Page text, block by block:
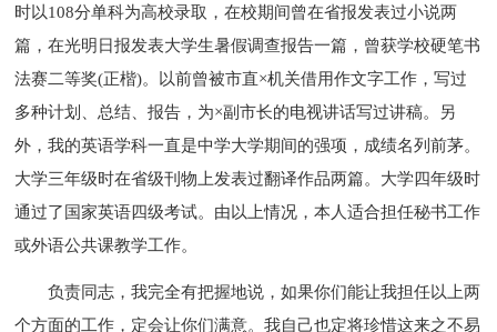
时以108分单科为高校录取，在校期间曾在省报发表过小说两
篇，在光明日报发表大学生暑假调查报告一篇，曾获学校硬笔书
法赛二等奖(正楷)。以前曾被市直×机关借用作文字工作，写过
多种计划、总结、报告，为×副市长的电视讲话写过讲稿。另
外，我的英语学科一直是中学大学期间的强项，成绩名列前茅。
大学三年级时在省级刊物上发表过翻译作品两篇。大学四年级时
通过了国家英语四级考试。由以上情况，本人适合担任秘书工作
或外语公共课教学工作。
负责同志，我完全有把握地说，如果你们能让我担任以上两
个方面的工作，定会让你们满意。我自己也定将珍惜这来之不易